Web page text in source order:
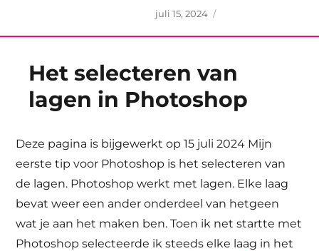
Geplaatst
juli 15, 2024
Het selecteren van
lagen in Photoshop
Deze pagina is bijgewerkt op 15 juli 2024 Mijn
eerste tip voor Photoshop is het selecteren van
de lagen. Photoshop werkt met lagen. Elke laag
bevat weer een ander onderdeel van hetgeen
wat je aan het maken ben. Toen ik net startte met
Photoshop selecteerde ik steeds elke laag in het